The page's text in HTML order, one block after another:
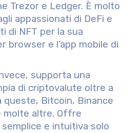
Trezor e Ledger. È molto
appassionati di DeFi e
di NFT per la sua
browser e l’app mobile di
supporta una
di criptovalute oltre a
queste, Bitcoin, Binance
molte altre. Offre
semplice e intuitiva solo